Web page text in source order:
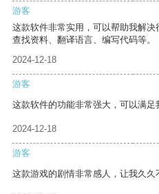
游客
这款软件非常实用，可以帮助我解
查找资料、翻译语言、编写代码等。
2024-12-18
游客
这款软件的功能非常强大，可以满足
2024-12-18
游客
这款游戏的剧情非常感人，让我久久